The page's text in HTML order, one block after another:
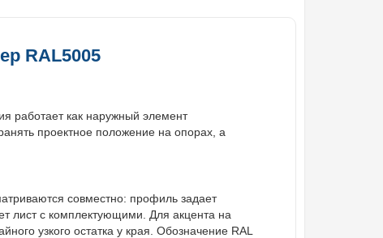
RAL5005
работает как наружный элемент
проектное положение на опорах, а
совместно: профиль задает
лист с комплектующими. Для акцента на
узкого остатка у края. Обозначение RAL